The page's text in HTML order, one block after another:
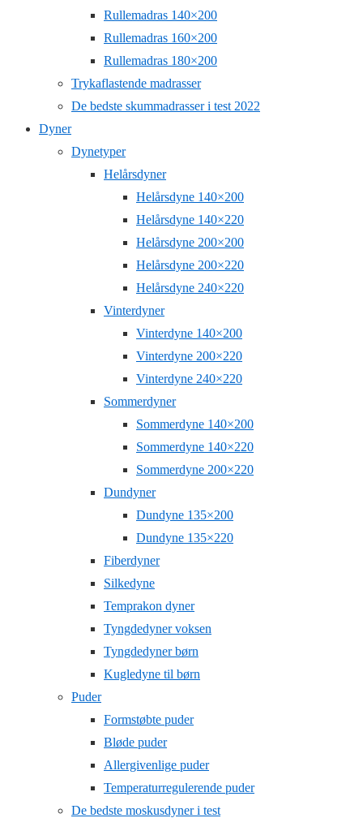
Rullemadras 140×200
Rullemadras 160×200
Rullemadras 180×200
Trykaflastende madrasser
De bedste skummadrasser i test 2022
Dyner
Dynetyper
Helårsdyner
Helårsdyne 140×200
Helårsdyne 140×220
Helårsdyne 200×200
Helårsdyne 200×220
Helårsdyne 240×220
Vinterdyner
Vinterdyne 140×200
Vinterdyne 200×220
Vinterdyne 240×220
Sommerdyner
Sommerdyne 140×200
Sommerdyne 140×220
Sommerdyne 200×220
Dundyner
Dundyne 135×200
Dundyne 135×220
Fiberdyner
Silkedyne
Temprakon dyner
Tyngdedyner voksen
Tyngdedyner børn
Kugledyne til børn
Puder
Formstøbte puder
Bløde puder
Allergivenlige puder
Temperaturregulerende puder
De bedste moskusdyner i test